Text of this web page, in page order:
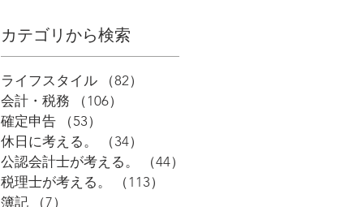
​カテゴリから検索
ライフスタイル （82）
会計・税務
（106）
確定申告
（53）
休日に考える。
（34）
公認会計士が考える。
（44）
税理士が考える。
（113）
簿記
（7）